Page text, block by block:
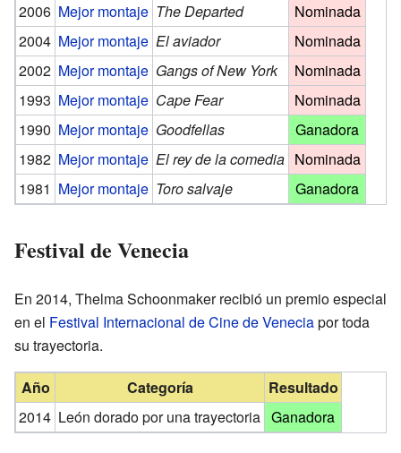
2006 Mejor montaje The Departed
Nominada
2004 Mejor montaje El aviador
Nominada
2002 Mejor montaje Gangs of New York
Nominada
1993 Mejor montaje Cape Fear
Nominada
1990 Mejor montaje Goodfellas
Ganadora
1982 Mejor montaje El rey de la comedia Nominada
1981 Mejor montaje Toro salvaje Ganadora
Festival de Venecia
En 2014, Thelma Schoonmaker recibió un premio especial
en el Festival Internacional de Cine de Veneciapor toda
su trayectoria.
Año Categoría
Resultado
2014 León dorado por una trayectoria Ganadora